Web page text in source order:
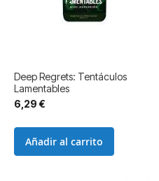
Deep Regrets: Tentáculos
Lamentables
6,29 €
Añadir al carrito